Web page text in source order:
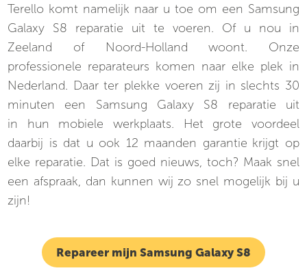
Terello komt namelijk naar u toe om een Samsung
Galaxy S8 reparatie uit te voeren. Of u nou in
Zeeland of Noord-Holland woont. Onze
professionele reparateurs komen naar elke plek in
Nederland. Daar ter plekke voeren zij in slechts 30
minuten een Samsung Galaxy S8 reparatie uit
in hun mobiele werkplaats. Het grote voordeel
daarbij is dat u ook 12 maanden garantie krijgt op
elke reparatie. Dat is goed nieuws, toch? Maak snel
een afspraak, dan kunnen wij zo snel mogelijk bij u
zijn!
Repareer mijn Samsung Galaxy S8